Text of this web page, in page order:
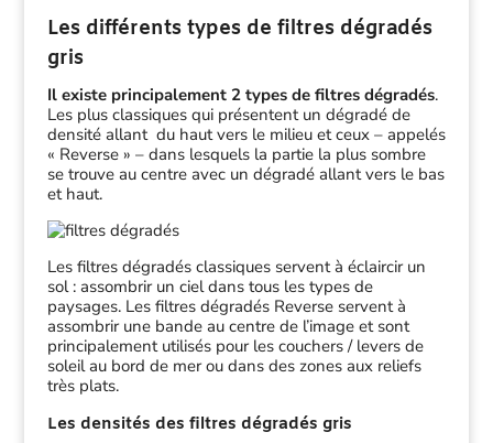
Les différents types de filtres dégradés
gris
Il existe principalement 2 types de filtres dégradés.
Les plus classiques qui présentent un dégradé de
densité allant du haut vers le milieu et ceux – appelés
« Reverse » – dans lesquels la partie la plus sombre
se trouve au centre avec un dégradé allant vers le bas
et haut.
Les filtres dégradés classiques servent à éclaircir un
sol : assombrir un ciel dans tous les types de
paysages. Les filtres dégradés Reverse servent à
assombrir une bande au centre de l’image et sont
principalement utilisés pour les couchers / levers de
soleil au bord de mer ou dans des zones aux reliefs
très plats.
Les densités des filtres dégradés gris